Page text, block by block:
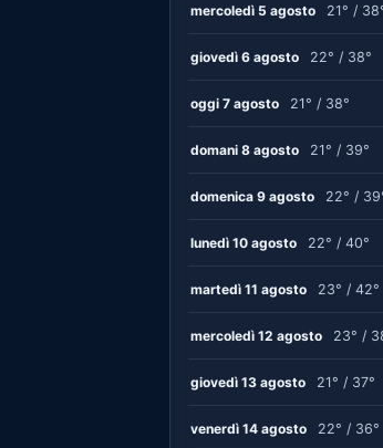
mercoledì 5 agosto 21° /
giovedì 6 agosto 22° / 38°
oggi 7 agosto 21° / 38°
domani 8 agosto 21° / 39°
domenica 9 agosto 22° /
lunedì 10 agosto 22° / 40°
martedì 11 agosto 23° / 42°
mercoledì 12 agosto 23° /
giovedì 13 agosto 21° / 37°
venerdì 14 agosto 22° / 36°